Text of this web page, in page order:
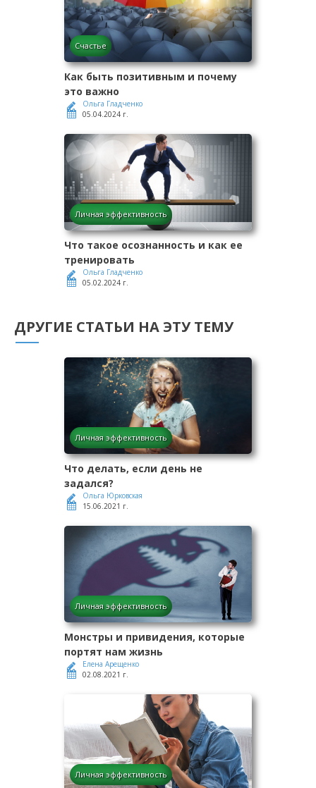
Счастье
Как быть позитивным и почему
это важно
Ольга Гладченко
05.04.2024 г.
Личная эффективность
Что такое осознанность и как ее
тренировать
Ольга Гладченко
05.02.2024 г.
ДРУГИЕ СТАТЬИ НА ЭТУ ТЕМУ
Личная эффективность
Что делать, если день не
задался?
Ольга Юрковская
15.06.2021 г.
Личная эффективность
Монстры и привидения, которые
портят нам жизнь
Елена Арещенко
02.08.2021 г.
Личная эффективность